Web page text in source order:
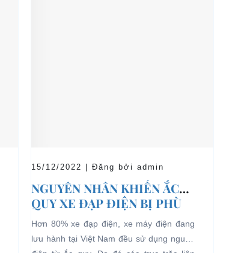
15/12/2022 | Đăng bởi admin
NGUYÊN NHÂN KHIẾN ẮC
QUY XE ĐẠP ĐIỆN BỊ PHÙ
Hơn 80% xe đạp điện, xe máy điện đang
lưu hành tại Việt Nam đều sử dụng nguồn